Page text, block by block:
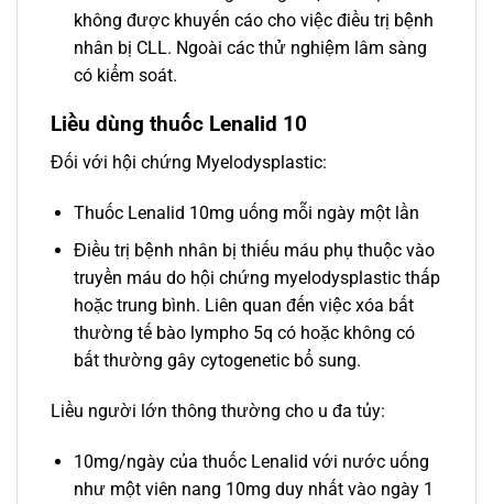
không được khuyến cáo cho việc điều trị bệnh
nhân bị CLL. Ngoài các thử nghiệm lâm sàng
có kiểm soát.
Liều dùng thuốc Lenalid 10
Đối với hội chứng Myelodysplastic:
Thuốc Lenalid 10mg uống mỗi ngày một lần
Điều trị bệnh nhân bị thiếu máu phụ thuộc vào
truyền máu do hội chứng myelodysplastic thấp
hoặc trung bình. Liên quan đến việc xóa bất
thường tế bào lympho 5q có hoặc không có
bất thường gây cytogenetic bổ sung.
Liều người lớn thông thường cho u đa tủy:
10mg/ngày của thuốc Lenalid với nước uống
như một viên nang 10mg duy nhất vào ngày 1